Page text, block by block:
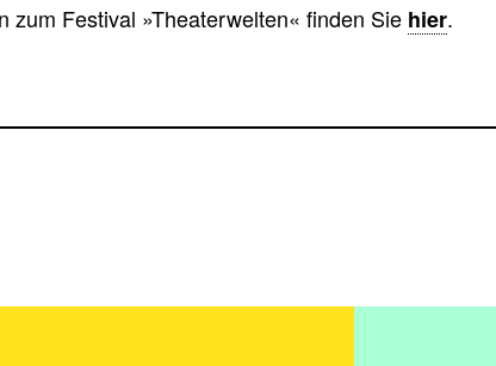
zum Festival »Theaterwelten« finden Sie hier.